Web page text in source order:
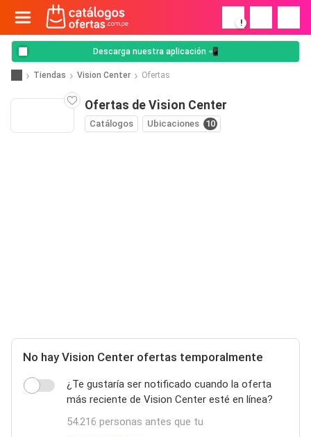
!
Descarga nuestra aplicación 📲
Tiendas Vision Center Ofertas
Ofertas de Vision Center
Catálogos Ubicaciones 10
No hay Vision Center ofertas temporalmente
¿Te gustaría ser notificado cuando la oferta
más reciente de Vision Center esté en línea?
54.216 personas antes que tu